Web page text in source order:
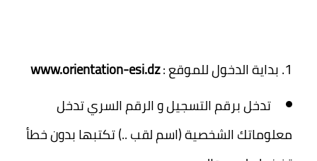
بداية الدخول للموقع :www.orientation-esi.dz
تدخل برقم التسجيل و الرقم السري تدخل
معلوماتك الشخصية (اسم لقب ..) تكتبها بدون خطأ